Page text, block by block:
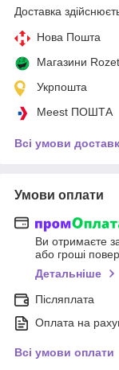
Доставка
Нова Пошта
Магазини
Укрпошта
Meest ПОШТА
Всі умови
Умови оплати
Ви отримаєте
або гроші
Детальніше
Післяплата
Оплата на
Всі умови оплати